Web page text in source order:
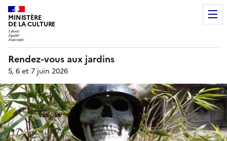
MINISTÈRE
DE LA CULTURE
Rendez-vous aux jardins
5, 6 et 7 juin 2026